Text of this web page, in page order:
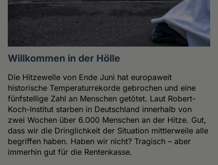
Willkommen in der Hölle
Die Hitzewelle von Ende Juni hat europaweit
historische Temperaturrekorde gebrochen und eine
fünfstellige Zahl an Menschen getötet. Laut Robert-
Koch-Institut starben in Deutschland innerhalb von
zwei Wochen über 6.000 Menschen an der Hitze. Gut,
dass wir die Dringlichkeit der Situation mittlerweile alle
begriffen haben. Haben wir nicht? Tragisch – aber
immerhin gut für die Rentenkasse.